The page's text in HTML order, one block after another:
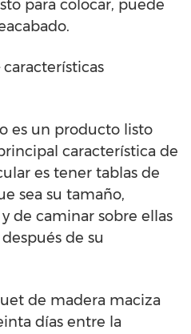
para colocar, puede
es un producto listo
característica de
es tener tablas de
sea su tamaño,
de caminar sobre ellas
de su
de madera maciza
días entre la